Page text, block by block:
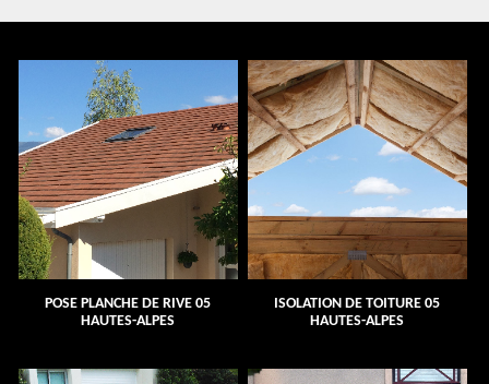
POSE PLANCHE DE RIVE 05
HAUTES-ALPES
ISOLATION DE TOITURE 05
HAUTES-ALPES